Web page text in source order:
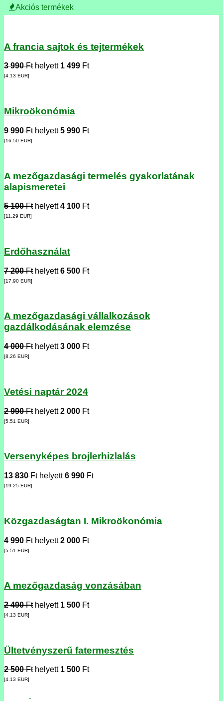
Akciós termékek
A francia sajtok és tejtermékek
3 990 Fthelyett 1 499 Ft
[4.13 EUR]
Mikroökonómia
9 990 Fthelyett5 990 Ft
[16.50 EUR]
A mezőgazdasági termelés gyakorlatának
alapismeretei
5 100 Fthelyett4 100 Ft
[11.29 EUR]
Erdőhasználat
7 200 Fthelyett6 500 Ft
[17.90 EUR]
A mezőgazdasági vállalkozások
gazdálkodásának elemzése
4 000 Fthelyett3 000 Ft
[8.26 EUR]
Vetési naptár 2024
2 990 Fthelyett2 000 Ft
[5.51 EUR]
Versenyképes brojlerhizlalás
13 830 Fthelyett6 990 Ft
[19.25 EUR]
Közgazdaságtan I. Mikroökonómia
4 990 Fthelyett2 000 Ft
[5.51 EUR]
A mezőgazdaság vonzásában
2 490 Fthelyett 1 500 Ft
[4.13 EUR]
Ültetvényszerű fatermesztés
2 500 Fthelyett 1 500 Ft
[4.13 EUR]